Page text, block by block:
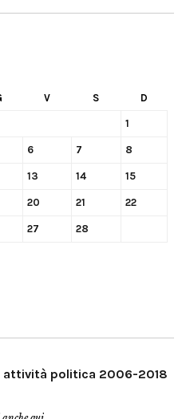
V S D
1
6 7 8
13 14 15
20 21 22
27 28
attività politica 2006-2018